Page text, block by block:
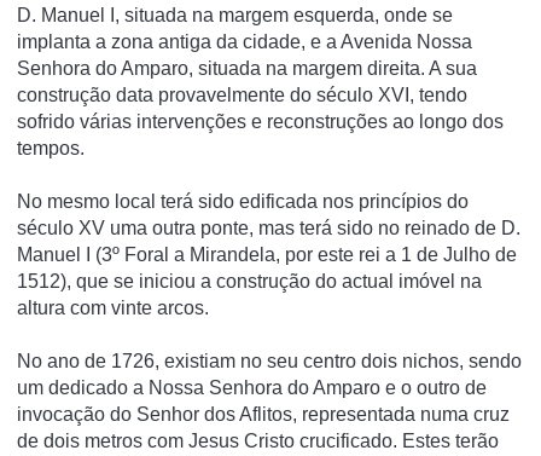
D. Manuel I, situada na margem esquerda, onde se
implanta a zona antiga da cidade, e a Avenida Nossa
Senhora do Amparo, situada na margem direita. A sua
construção data provavelmente do século XVI, tendo
sofrido várias intervenções e reconstruções ao longo dos
tempos.
No mesmo local terá sido edificada nos princípios do
século XV uma outra ponte, mas terá sido no reinado de D.
Manuel I (3º Foral a Mirandela, por este rei a 1 de Julho de
1512), que se iniciou a construção do actual imóvel na
altura com vinte arcos.
No ano de 1726, existiam no seu centro dois nichos, sendo
um dedicado a Nossa Senhora do Amparo e o outro de
invocação do Senhor dos Aflitos, representada numa cruz
de dois metros com Jesus Cristo crucificado. Estes terão